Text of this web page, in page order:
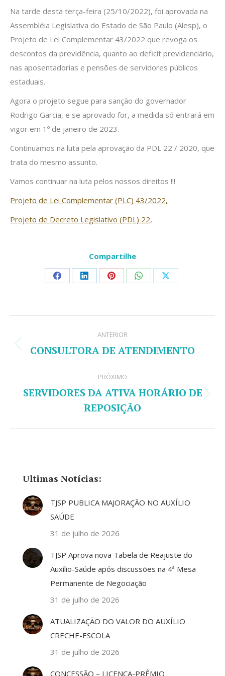
Na tarde desta terça-feira (25/10/2022), foi aprovada na
Assembléia Legislativa do Estado de São Paulo (Alesp), o
Projeto de Lei Complementar 43/2022 que revoga os
descontos da previdência, quanto ao deficit previdenciário,
nas aposentadorias e pensões de servidores públicos
estaduais.
Agora o projeto segue para sanção do governador
Rodrigo Garcia, e se aprovado for, a medida só entrará em
vigor em 1º de janeiro de 2023.
Continuamos na luta pela aprovação da PDL 22 / 2020, que
trata do mesmo assunto.
Vamos continuar na luta pelos nossos direitos !!!
Projeto de Lei Complementar (PLC) 43/2022,
Projeto de Decreto Legislativo (PDL) 22,
Compartilhe
Share
Facebook
Share
LinkedIn
Share
Pinterest
Share
WhatsApp
Share
X
de
ANTERIOR
Post
CONSULTORA DE ATENDIMENTO
PRÓXIMO
Próximo
post:
SERVIDORES DA ATIVA HORÁRIO DE
REPOSIÇÃO
Ultimas Notícias:
TJSP PUBLICA MAJORAÇÃO NO AUXÍLIO
SAÚDE
31 de julho de 2026
TJSP Aprova nova Tabela de Reajuste do
Auxílio-Saúde após discussões na 4ª Mesa
Permanente de Negociação
31 de julho de 2026
ATUALIZAÇÃO DO VALOR DO AUXÍLIO
CRECHE-ESCOLA
31 de julho de 2026
CONCESSÃO – LICENÇA-PRÊMIO